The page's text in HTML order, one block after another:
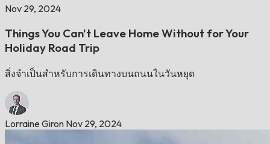
Nov 29, 2024
Things You Can't Leave Home Without for Your
Holiday Road Trip
สิ่งจำเป็นสำหรับการเดินทางบนถนนในวันหยุด
Lorraine Giron Nov 29, 2024